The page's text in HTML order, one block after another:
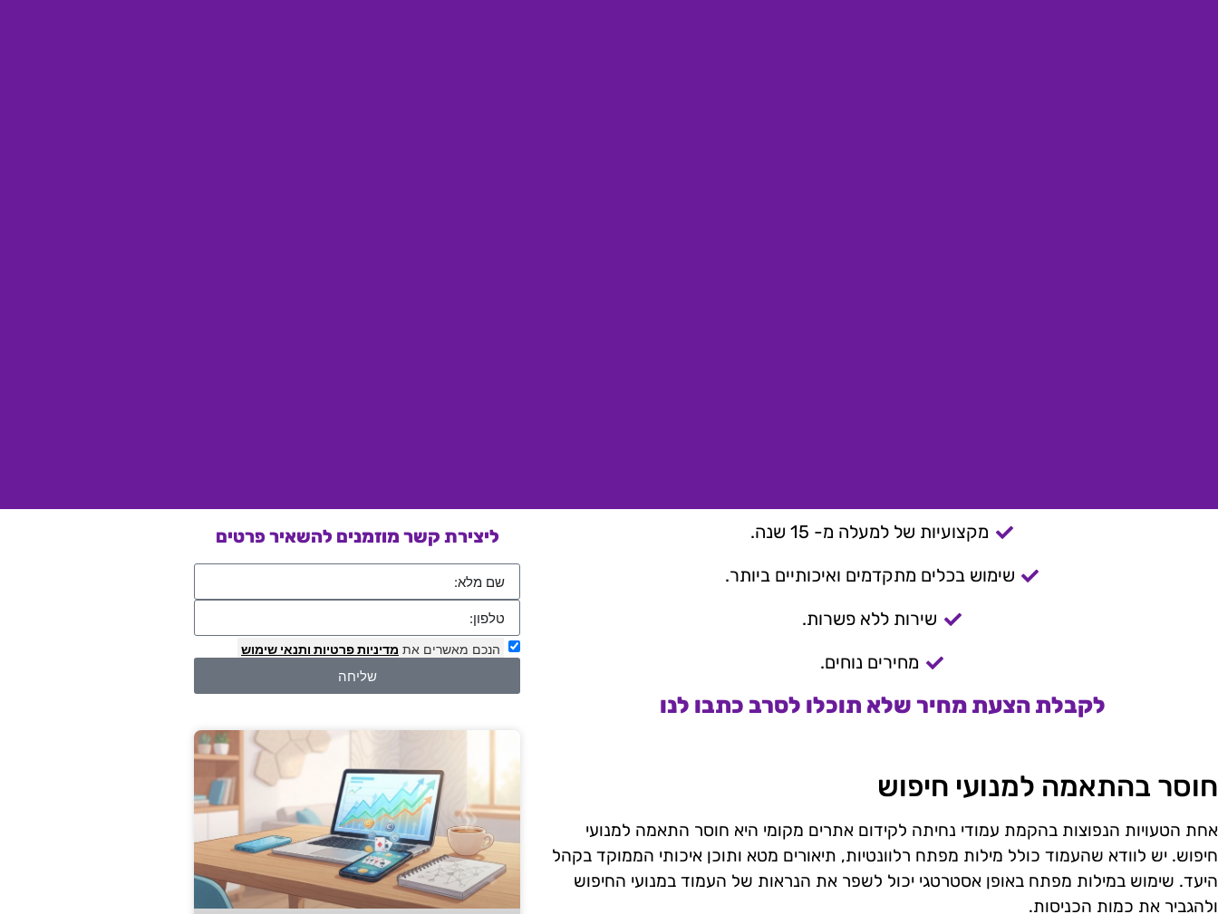
מקצועיות של למעלה מ- 15 שנה.
שימוש בכלים מתקדמים ואיכותיים ביותר.
שירות ללא פשרות.
מחירים נוחים.
לקבלת הצעת מחיר שלא תוכלו לסרב כתבו לנו
חוסר בהתאמה למנועי חיפוש
אחת הטעויות הנפוצות בהקמת עמודי נחיתה לקידום אתרים מקומי היא חוסר התאמה למנועי
חיפוש. יש לוודא שהעמוד כולל מילות מפתח רלוונטיות, תיאורים מטא ותוכן איכותי הממוקד בקהל
היעד. שימוש במילות מפתח באופן אסטרטגי יכול לשפר את הנראות של העמוד במנועי החיפוש
ולהגביר את כמות הכניסות.
ליצירת קשר מוזמנים להשאיר פרטים
הנכם מאשרים את מדיניות פרטיות ותנאי שימוש
שליחה